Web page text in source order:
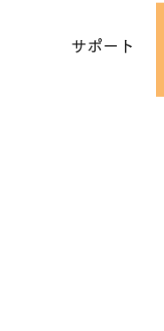
サポート